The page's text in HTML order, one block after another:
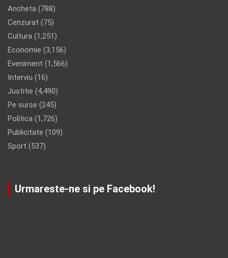
Ancheta (788)
Cenzurat (75)
Cultura (1,251)
Economie (3,156)
Eveniment (1,566)
Interviu (16)
Justitie (4,490)
Pe surse (245)
Politica (1,726)
Publicitate (109)
Sport (537)
Urmareste-ne si pe Facebook!